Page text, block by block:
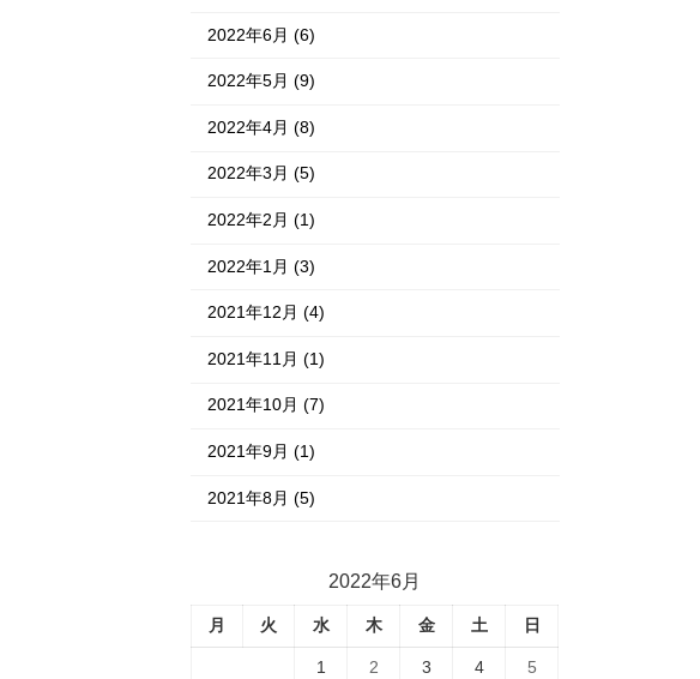
2022年6月 (6)
2022年5月 (9)
2022年4月 (8)
2022年3月 (5)
2022年2月 (1)
2022年1月 (3)
2021年12月 (4)
2021年11月 (1)
2021年10月 (7)
2021年9月 (1)
2021年8月 (5)
2022年6月
月 火 水 木 金 土 日
1 2 3 4 5